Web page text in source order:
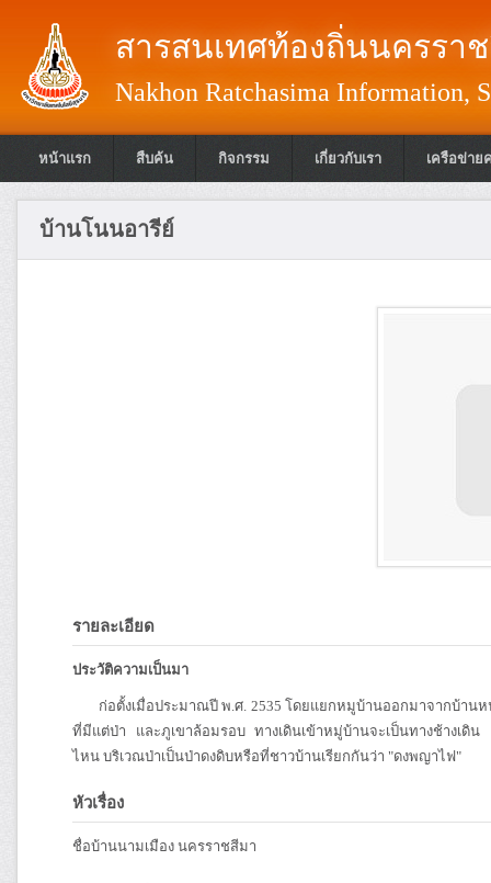
สารสนเทศท้องถิ่นนครรา
Nakhon Ratchasima Information,
หน้าแรก สืบค้น กิจกรรม เกี่ยวกับเรา เครือข่าย
บ้านโนนอารีย์
รายละเอียด
ประวัติความเป็นมา
ก่อตั้งเมื่อประมาณปี พ.ศ. 2535 โดยแยกหมูบ้านออกมาจากบ้านห
ที่มีแต่ป่า และภูเขาล้อมรอบ ทางเดินเข้าหมู่บ้านจะเป็นทางช้างเดิ
ไหน บริเวณป่าเป็นป่าดงดิบหรือที่ชาวบ้านเรียกกันว่า "ดงพญาไฟ"
หัวเรื่อง
ชื่อบ้านนามเมือง นครราชสีมา